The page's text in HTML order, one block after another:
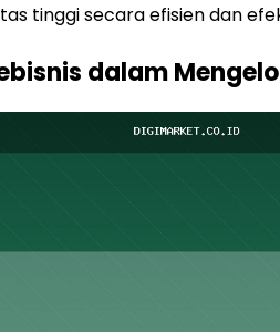
tinggi secara efisien dan
dalam